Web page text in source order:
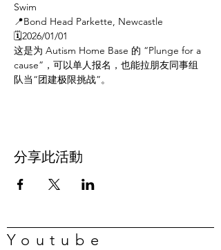
Swim
📍Bond Head Parkette, Newcastle
🗓️2026/01/01
这是为 Autism Home Base 的 “Plunge for a
cause”，可以单人报名，也能拉朋友同事组
队当“团建极限挑战”。
分享此活動
Youtube